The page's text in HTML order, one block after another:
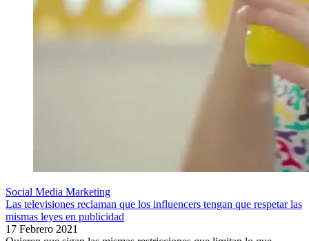
Social Media Marketing
Las televisiones reclaman que los influencers tengan que respetar las
mismas leyes en publicidad
17 Febrero 2021